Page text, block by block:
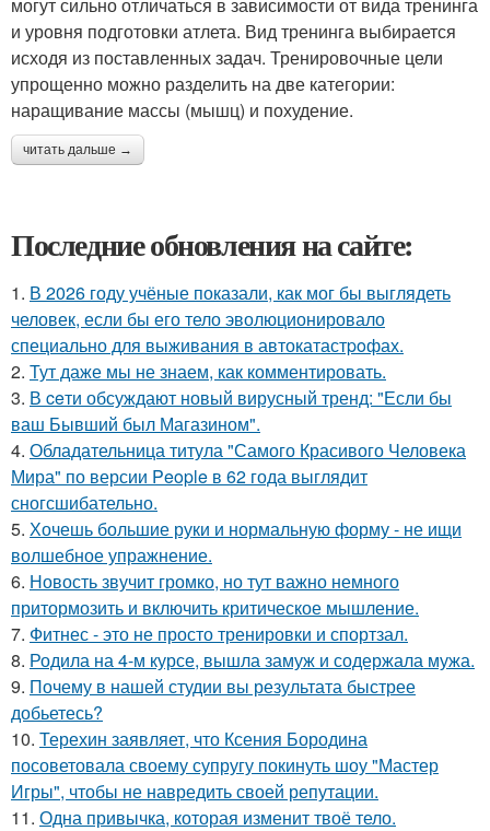
и уровня подготовки атлета. Вид тренинга выбирается
исходя из поставленных задач. Тренировочные цели
упрощенно можно разделить на две категории:
наращивание массы (мышц) и похудение.
читать дальше →
Последние обновления на сайте:
1. В 2026 году учёные показали, как мог бы выглядеть
человек, если бы его тело эволюционировало
специально для выживания в автокатастpoфах.
2. Тут даже мы не знаем, как комментировать.
3. В ceти обсуждают новый вирусный тренд: "Если бы
ваш Бывший был Магазином".
4. Обладательница титула "Самого Красивого Человека
Мира" по версии People в 62 года выглядит
сногсшибательно.
5. Хочешь большие руки и нормальную форму - не ищи
волшебное упражнение.
6. Новость звучит громко, но тут важно немного
притормозить и включить критическое мышление.
7. Фитнес - это не просто тренировки и спортзал.
8. Родила на 4-м курсе, вышла замуж и содержала мужа.
9. Почему в нашей студии вы результата быстрее
добьетесь?
10. Терехин заявляет, что Ксения Бородина
посоветовала своему супругу покинуть шоу "Мастер
Игры", чтобы не навредить своей репутации.
11. Одна привычка, которая изменит твоё тело.